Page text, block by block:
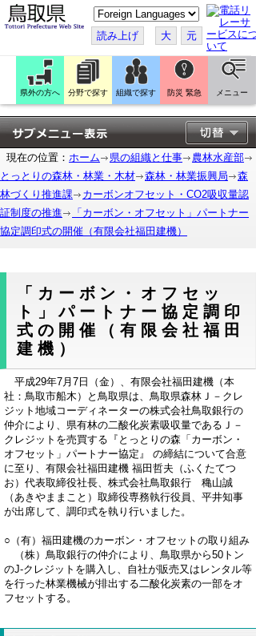
こ
の
ペ
ー
ジ
翻
訳
す
る
読み上げ 大 元
県外の方へ 分野で探す 組織で探す 防災 緊急 メニュー
現在の位置： ホーム 県の組織と仕事
農林水産部
とっとりの森林・林業・木材
森林・林業振興局
森
林づくり推進課
カーボンオフセット・CO2吸収量認
証制度の推進
「カーボン・オフセット」パートナー
協定調印式の開催（有限会社福田建機）
「カーボン・オフセッ
ト」パートナー協定調印
式の開催（有限会社福田
建機）
平成29年7月7日（金）、有限会社福田建機（本
社：鳥取市船木）と鳥取県は、鳥取県森林Ｊ－クレ
ジット地域コーディネーターの株式会社鳥取銀行の
仲介により、県有林の二酸化炭素吸収量であるＪ－
クレジットを売買する『とっとりの森「カーボン・
オフセット」パートナー協定』 の締結について合意
に至り、有限会社福田建機 福田哲夫（ふくたてつ
お）代表取締役社長、株式会社鳥取銀行 穐山誠
（あきやままこと）取締役専務執行役員、平井知事
が出席して、調印式を執り行いました。
○（有）福田建機のカーボン・オフセットの取り組み
（株）鳥取銀行の仲介により、鳥取県から50トン
のJ-クレジットを購入し、自社が販売又はレンタル等
を行った林業機械が排出する二酸化炭素の一部をオ
フセットする。